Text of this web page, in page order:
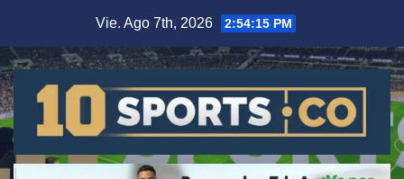
Vie. Ago 7th, 2026 2:54:16 PM